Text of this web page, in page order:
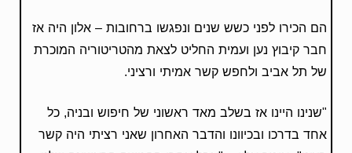
הם הכירו לפני כשש שנים ונפגשו ברחובות – אלון היה אז
חבר קיבוץ נען ועמית החליט לצאת מהטריטוריה המוכרת
של תל אביב ולחפש קשר אמיתי ורציני.
"שנינו היינו אז בשלב מאד ראשוני של חיפוש ובניה, כל
אחד בדרכו ובכיוונו והדבר האחרון שאני רציתי היה קשר